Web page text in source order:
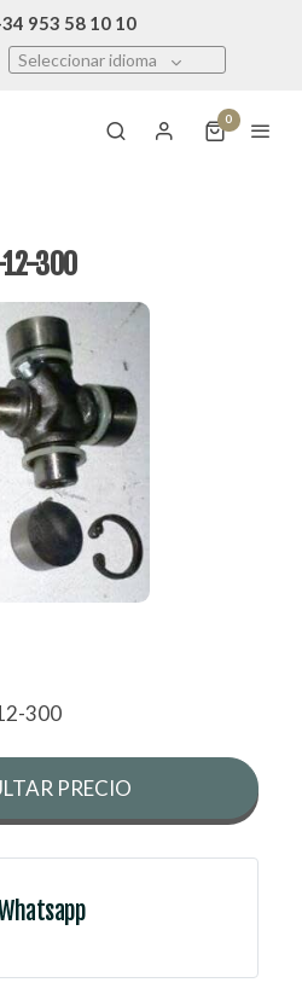
953 58 10 10
Seleccionar idioma
0
12-300
300
PRECIO